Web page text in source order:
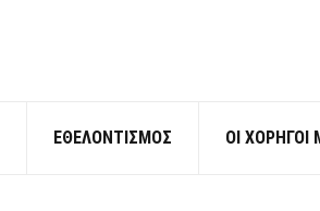
ΕΘΕΛΟΝΤΙΣΜΟΣ ΟΙ ΧΟΡΗΓΟΙ